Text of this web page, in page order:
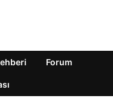
Forum